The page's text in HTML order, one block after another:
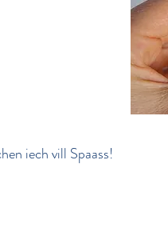
iech vill Spaass!